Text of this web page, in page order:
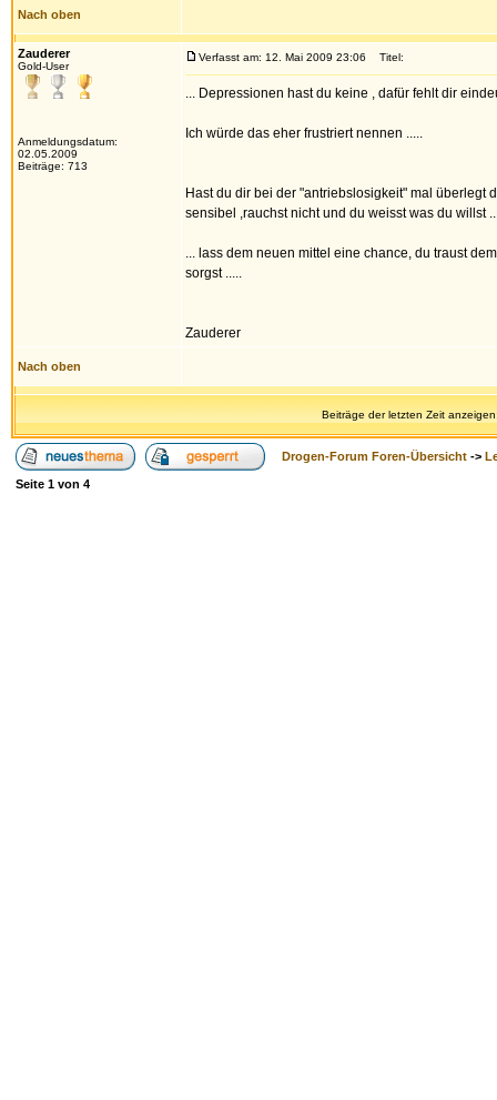
Nach oben
Zauderer
Gold-User
Anmeldungsdatum:
02.05.2009
Beiträge: 713
Verfasst am: 12. Mai 2009 23:06 Titel:
... Depressionen hast du keine , dafür fehlt dir
Ich würde das eher frustriert nennen .....
Hast du dir bei der "antriebslosigkeit" mal überlegt
sensibel ,rauchst nicht und du weisst was du willst
... lass dem neuen mittel eine chance, du traust
sorgst .....
Zauderer
Nach oben
Beiträge der letzten Zeit
Drogen-Forum Foren-Übersicht ->
Seite 1 von 4